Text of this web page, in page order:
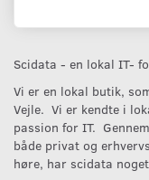
Scidata - en lokal IT-
Vi er en lokal butik,
Vejle. Vi er kendte i
passion for IT.
både privat og
høre, har scidata